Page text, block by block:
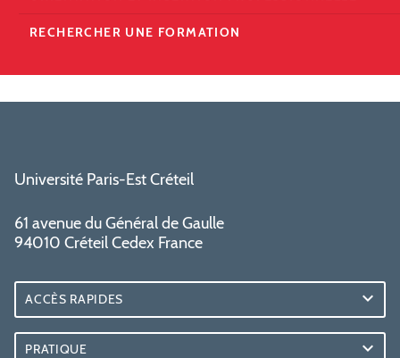
RECHERCHER UNE FORMATION
Université Paris-Est Créteil
61 avenue du Général de Gaulle
94010 Créteil Cedex France
ACCÈS RAPIDES
PRATIQUE